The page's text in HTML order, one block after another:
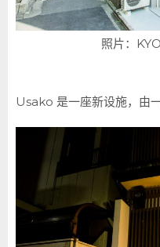
照片：
Usako 是一座新设施，由